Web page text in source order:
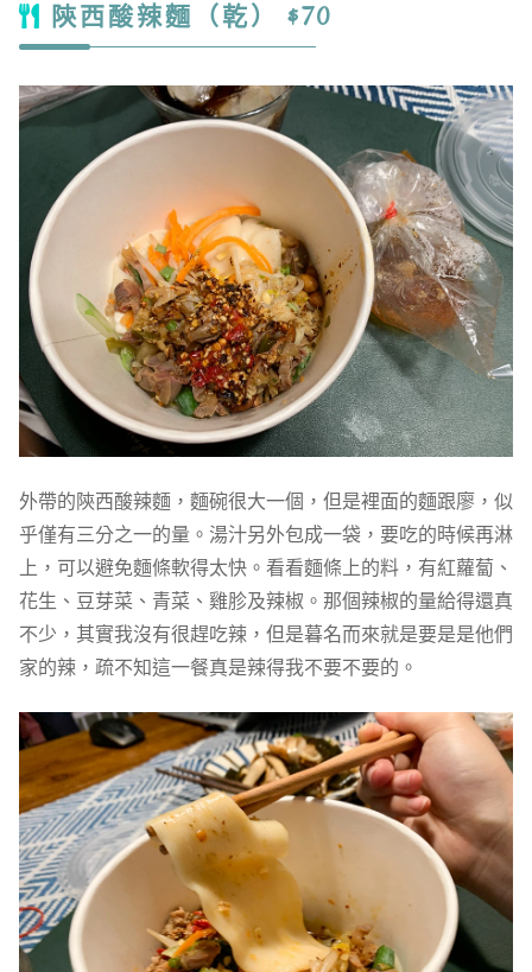
陝西酸辣麵（乾） $70
外帶的陝西酸辣麵，麵碗很大一個，但是裡面的麵跟廖，似
乎僅有三分之一的量。湯汁另外包成一袋，要吃的時候再淋
上，可以避免麵條軟得太快。看看麵條上的料，有紅蘿蔔、
花生、豆芽菜、青菜、雞胗及辣椒。那個辣椒的量給得還真
不少，其實我沒有很趕吃辣，但是暮名而來就是要是是他們
家的辣，疏不知這一餐真是辣得我不要不要的。